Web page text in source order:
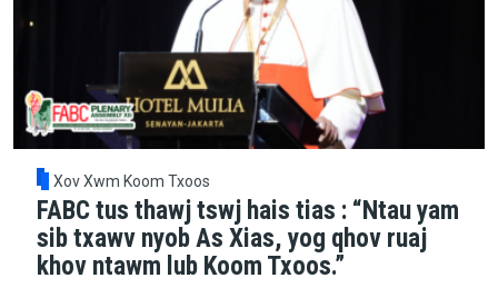
Xov Xwm Koom Txoos
FABC tus thawj tswj hais tias : “Ntau yam
sib txawv nyob As Xias, yog qhov ruaj
khov ntawm lub Koom Txoos.”